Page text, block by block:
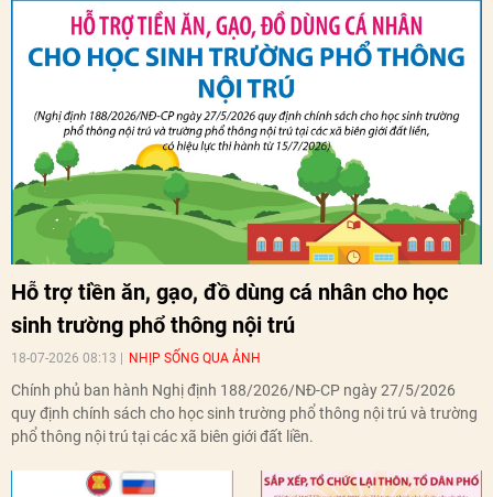
Hỗ trợ tiền ăn, gạo, đồ dùng cá nhân cho học
sinh trường phổ thông nội trú
18-07-2026 08:13 NHỊP SỐNG QUA ẢNH
Chính phủ ban hành Nghị định 188/2026/NĐ-CP ngày 27/5/2026
quy định chính sách cho học sinh trường phổ thông nội trú và trường
phổ thông nội trú tại các xã biên giới đất liền.